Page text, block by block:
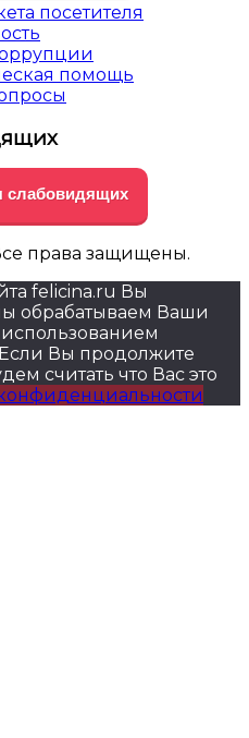
посетителя
помощь
слабовидящих
права защищены.
felicina.ru Вы
обрабатываем Ваши
Вы продолжите
считать что Вас это